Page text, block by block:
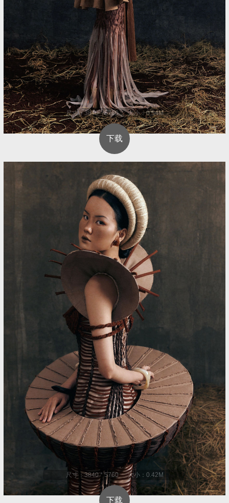
尺寸：3840 * 5760 大小：0.54M
下载
尺寸：3840 * 5760 大小：0.42M
下载